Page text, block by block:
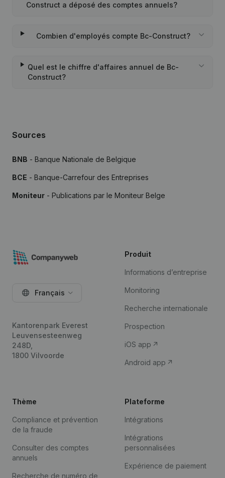
Construct a déposé des comptes annuels?
Combien d'employés compte Bc-Construct?
Quel est le chiffre d'affaires annuel de Bc-
Construct?
Sources
BNB - Banque Nationale de Belgique
BCE - Banque-Carrefour des Entreprises
Moniteur - Publications par le Moniteur Belge
Français
Kantorenpark Everest
Leuvensesteenweg
248D,
1800 Vilvoorde
Produit
Informations d’entreprise
Monitoring
Recherche internationale
Prospection
iOS app
Android app
Thème
Compliance et prévention
de la fraude
Consulter des comptes
annuels
Recherche de numéro de
Plateforme
Intégrations
Intégrations
personnalisées
Expérience de paiement